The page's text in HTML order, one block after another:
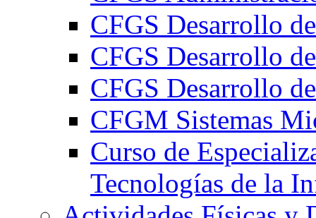
CFGS Desarrollo
CFGS Desarrollo
CFGS Desarrollo
CFGM Sistemas
Curso de
Tecnologías de la